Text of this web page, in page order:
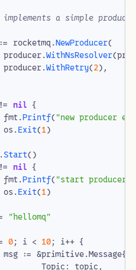
a simple
:= rocketmq.NewProducer(
producer.WithNsResolver(
producer.WithRetry(2),
!= nil {
fmt.Printf("new producer
os.Exit(1)
.Start()
!= nil {
fmt.Printf("start producer
os.Exit(1)
"hellomq"
0; i < 10; i++ {
msg := &primitive.Message{
Topic: topic,